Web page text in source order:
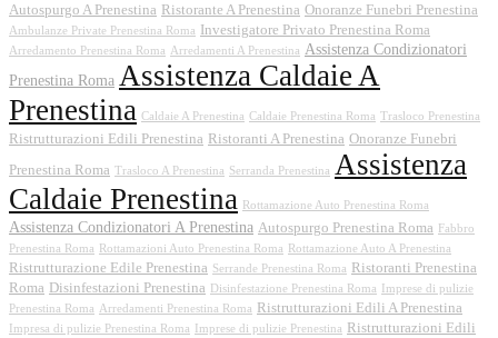
Autospurgo A Prenestina Ristorante A Prenestina Onoranze Funebri Prenestina
Ambulanze Private Prenestina Roma Investigatore Privato Prenestina Roma
Arredamento Prenestina Roma Arredamenti A Prenestina Assistenza Condizionatori
Prenestina Roma Assistenza Caldaie A
Prenestina Caldaie A Prenestina Caldaie Prenestina Roma Trasloco Prenestina
Ristrutturazioni Edili Prenestina Ristoranti A Prenestina Onoranze Funebri
Prenestina Roma Trasloco A Prenestina Serranda Prenestina
Assistenza
Caldaie Prenestina
Rottamazione Auto Prenestina Roma
Assistenza Condizionatori A Prenestina Autospurgo Prenestina Roma
Fabbro
Prenestina Roma
Rottamazioni Auto Prenestina Roma Rottamazione Auto A Prenestina
Ristrutturazione Edile Prenestina Serrande Prenestina Roma Ristoranti Prenestina
Roma Disinfestazioni Prenestina Disinfestazione Prenestina Roma
Imprese di pulizie
Prenestina Roma Arredamenti Prenestina Roma Ristrutturazioni Edili A Prenestina
Impresa di pulizie Prenestina Roma Imprese di pulizie Prenestina Ristrutturazioni Edili